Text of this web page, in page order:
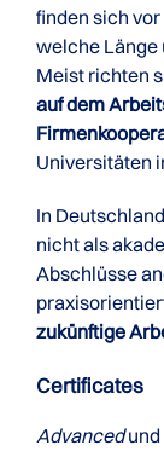
finden sich
welche Länge
Meist richten
auf dem
Universitäten
In
nicht als
Abschlüsse
zukünftige
Certificates
Advancedund